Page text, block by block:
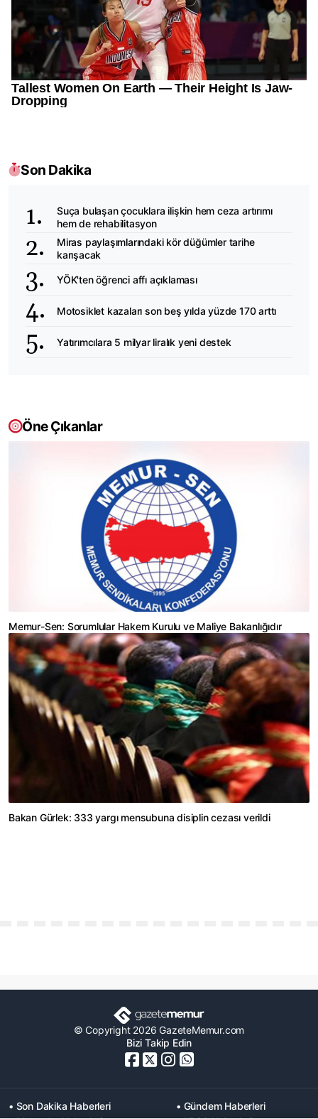
Son Dakika
Suça bulaşan çocuklara ilişkin hem ceza artırımı
hem de rehabilitasyon
Miras paylaşımlarındaki kör düğümler tarihe
karışacak
YÖK'ten öğrenci affı açıklaması
Motosiklet kazaları son beş yılda yüzde 170 arttı
Yatırımcılara 5 milyar liralık yeni destek
Öne Çıkanlar
Memur-Sen: Sorumlular Hakem Kurulu ve Maliye Bakanlığıdır
Bakan Gürlek: 333 yargı mensubuna disiplin cezası verildi
© Copyright 2026 GazeteMemur.com
Bizi Takip Edin
• Son Dakika Haberleri
• Gündem Haberleri